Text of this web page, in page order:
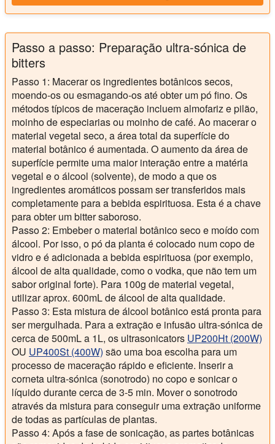
Passo a passo: Preparação ultra-sónica de
bitters
Passo 1: Macerar os ingredientes botânicos secos,
moendo-os ou esmagando-os até obter um pó fino. Os
métodos típicos de maceração incluem almofariz e pilão,
moinho de especiarias ou moinho de café. Ao macerar o
material vegetal seco, a área total da superfície do
material botânico é aumentada. O aumento da área de
superfície permite uma maior interação entre a matéria
vegetal e o álcool (solvente), de modo a que os
ingredientes aromáticos possam ser transferidos mais
completamente para a bebida espirituosa. Esta é a chave
para obter um bitter saboroso.
Passo 2: Embeber o material botânico seco e moído com
álcool. Por isso, o pó da planta é colocado num copo de
vidro e é adicionada a bebida espirituosa (por exemplo,
álcool de alta qualidade, como o vodka, que não tem um
sabor original forte). Para 100g de material vegetal,
utilizar aprox. 600mL de álcool de alta qualidade.
Passo 3: Esta mistura de álcool botânico está pronta para
ser mergulhada. Para a extração e infusão ultra-sónica de
cerca de 500mL a 1L, os ultrasonicators UP200Ht (200W)
OU UP400St (400W) são uma boa escolha para um
processo de maceração rápido e eficiente. Inserir a
corneta ultra-sónica (sonotrodo) no copo e sonicar o
líquido durante cerca de 3-5 min. Mover o sonotrodo
através da mistura para conseguir uma extração uniforme
de todas as partículas de plantas.
Passo 4: Após a fase de sonicação, as partes botânicas